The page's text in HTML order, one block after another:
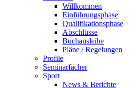
Willkommen
Einführungsphase
Qualifikationsphase
Abschlüsse
Buchausleihe
Pläne / Regelungen
Profile
Seminarfächer
Sport
News & Berichte